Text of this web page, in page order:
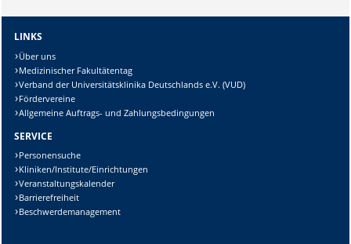
LINKS
Über uns
Medizinischer Fakultätentag
Verband der Universitätsklinika Deutschlands e.V. (VUD)
Fördervereine
Allgemeine Auftrags- und Zahlungsbedingungen
SERVICE
Personensuche
Kliniken/Institute/Einrichtungen
Veranstaltungskalender
Barrierefreiheit
Beschwerdemanagement